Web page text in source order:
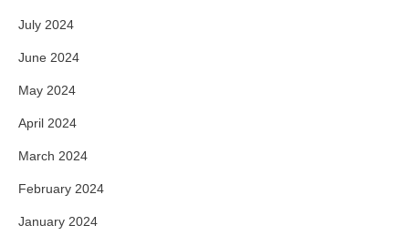
July 2024
June 2024
May 2024
April 2024
March 2024
February 2024
January 2024